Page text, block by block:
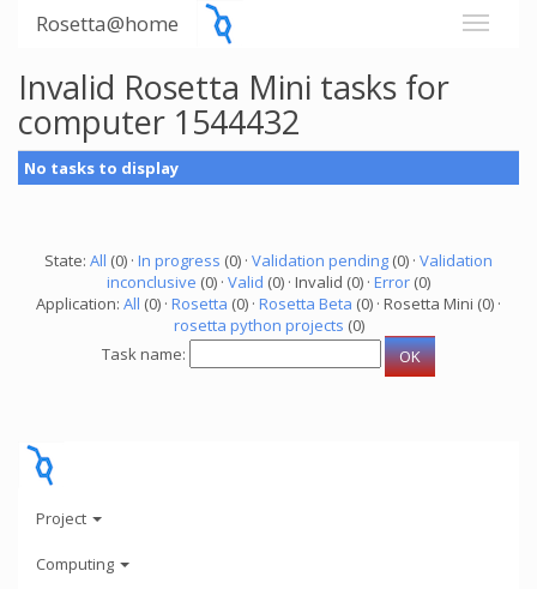
Rosetta@home
Invalid Rosetta Mini tasks for
computer 1544432
No tasks to display
State: All (0) · In progress (0) · Validation pending (0) · Validation
inconclusive (0) · Valid (0) · Invalid (0) · Error (0)
Application: All (0) · Rosetta (0) · Rosetta Beta (0) · Rosetta Mini (0) ·
rosetta python projects (0)
Task name:
Project
Computing